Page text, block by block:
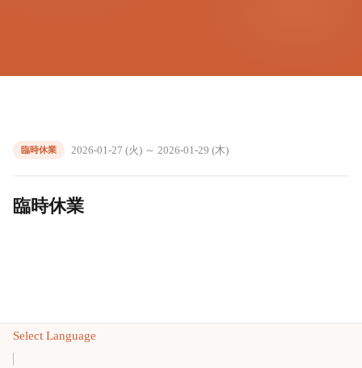
臨時休業 2026-01-27 (火) ～ 2026-01-29 (木)
臨時休業
Select Language